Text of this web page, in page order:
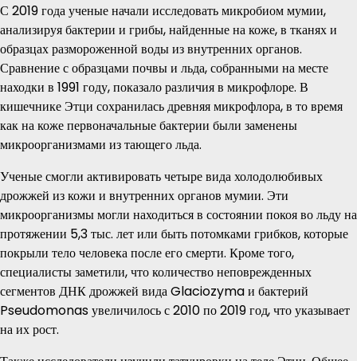
С 2019 года ученые начали исследовать микробиом мумии,
анализируя бактерии и грибы, найденные на коже, в тканях и
образцах размороженной воды из внутренних органов.
Сравнение с образцами почвы и льда, собранными на месте
находки в 1991 году, показало различия в микрофлоре. В
кишечнике Этци сохранилась древняя микрофлора, в то время
как на коже первоначальные бактерии были заменены
микроорганизмами из тающего льда.
Ученые смогли активировать четыре вида холодолюбивых
дрожжей из кожи и внутренних органов мумии. Эти
микроорганизмы могли находиться в состоянии покоя во льду на
протяжении 5,3 тыс. лет или быть потомками грибков, которые
покрыли тело человека после его смерти. Кроме того,
специалисты заметили, что количество неповрежденных
сегментов ДНК дрожжей вида Glaciozyma и бактерий
Pseudomonas увеличилось с 2010 по 2019 год, что указывает
на их рост.